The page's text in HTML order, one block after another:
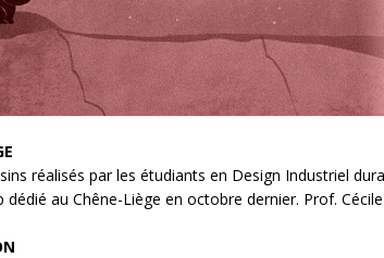
réalisés par les étudiants en Design Industriel
au Chêne-Liège en octobre dernier. Prof.